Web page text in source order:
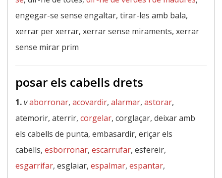
engegar-se sense engaltar, tirar-les amb bala,
xerrar per xerrar, xerrar sense miraments, xerrar
sense mirar prim
posar els cabells drets
1.vaborronar, acovardir, alarmar, astorar,
atemorir, aterrir, corgelar, corglaçar, deixar amb
els cabells de punta, embasardir, eriçar els
cabells, esborronar, escarrufar, esfereir,
esgarrifar, esglaiar, espalmar, espantar,